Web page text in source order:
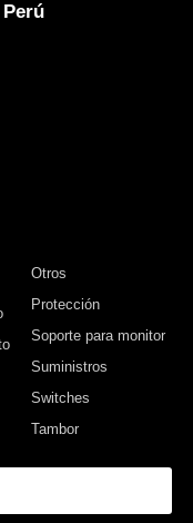
Otros
Protección
Soporte para monitor
Suministros
Switches
Tambor